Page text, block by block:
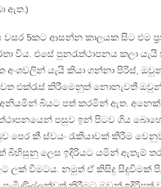
ඇත.)
5කට ආසන්න කාලයක සිට එම
විය. එසේ පුනරැත්ථාපනය කලා
යැයි කියා ගන්නා පිරිස්,
එක්රැස් කිරීමෙනුත් නොනැවතී
බියට පත් කරමින් ඇත. අනෙක්
පසුව ඉන් පිටව ගිය
පෙර කී ස්වයං රැකියාවක් කිරීම
බිහිසුනු ලෙස ඉදිරියට යමින් ඇතැම්
ලක් වීමටය. නමුත් ඒ කිසිදු සිදුවීමක්